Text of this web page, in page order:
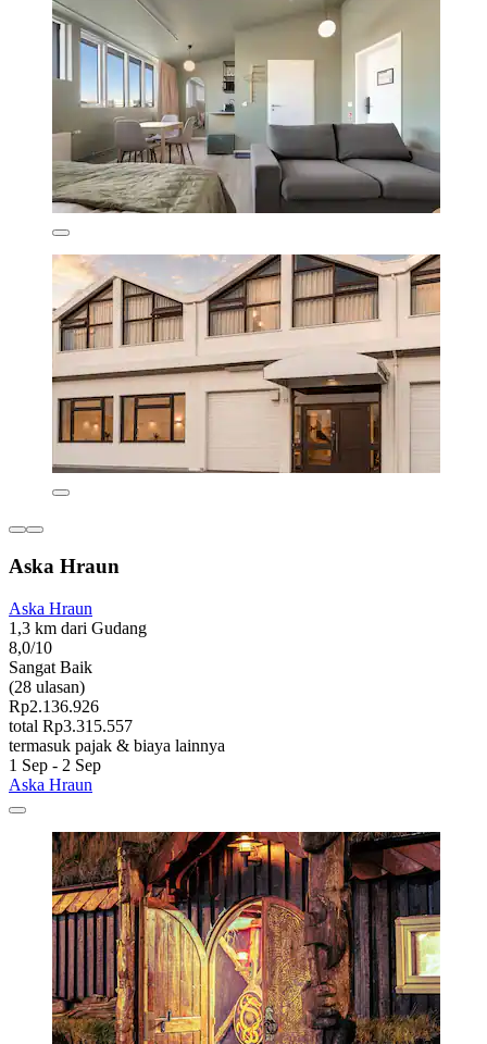
Aska Hraun
Aska Hraun
1,3 km dari Gudang
8,0/10
Sangat Baik
(28 ulasan)
Rp2.136.926
total Rp3.315.557
termasuk pajak & biaya lainnya
1 Sep - 2 Sep
Aska Hraun